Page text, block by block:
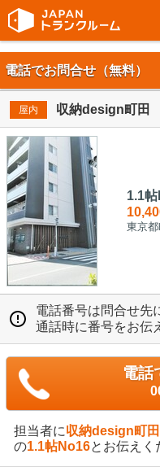
電話でお問合せ（無料）
屋内 収納design町田
1.1
東京
電話番号は問合せ先
通話時に番号をお伝
電話
担当者に収納design町
の1.1帖No16とお伝えく